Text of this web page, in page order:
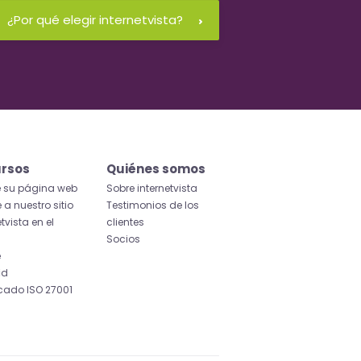
¿Por qué elegir internetvista?
su página web
a nuestro sitio
en el
ISO 27001
Quiénes somos
Sobre internetvista
Testimonios de los
clientes
Socios